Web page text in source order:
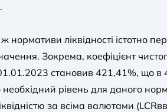
нормативи ліквідності істотно
Зокрема, коефіцієнт
становив 421,41%, що
необхідний рівень для даного
за всіма валютами